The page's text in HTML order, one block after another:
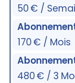
50 € /
170 € / Mois
480 € / 3